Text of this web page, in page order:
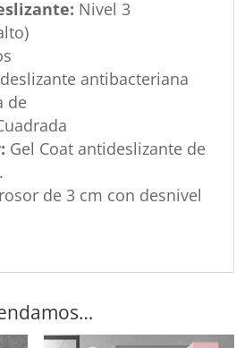
Nivel 3
antibacteriana
de
Gel Coat antideslizante de
de 3 cm con desnivel